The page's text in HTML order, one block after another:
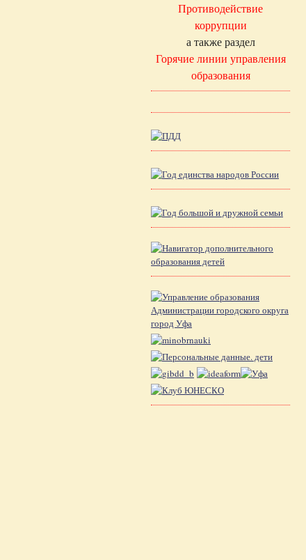
Противодействие
коррупции
а также раздел
Горячие линии управления
образования